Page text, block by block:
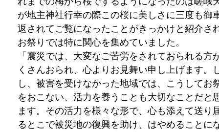
が地主神社行幸の際この桜に美しさに三度も御
返されてご覧になったことがきっかけと紹介さ
お祭りでは特に関心を集めていました。
「震災では、大変なご苦労をされておられる方
くさんおられ、心よりお見舞い申し上げます。
し、被害を受けなかった地域では、こうしてお
をおこない、活力を養うことも大切なことだと
ます。その活力を様々な形で、心も添えて送り
るとこで被災地の復興を助け、はやめることに